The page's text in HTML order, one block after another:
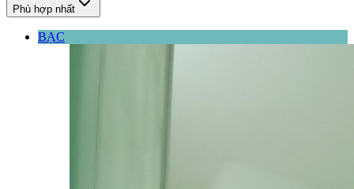
Phù hợp nhất
BẠC